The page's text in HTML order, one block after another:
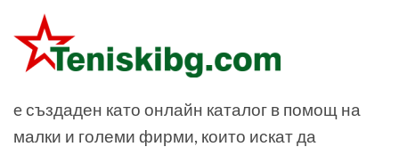
e създаден като онлайн каталог в помощ на
малки и големи фирми, които искат да